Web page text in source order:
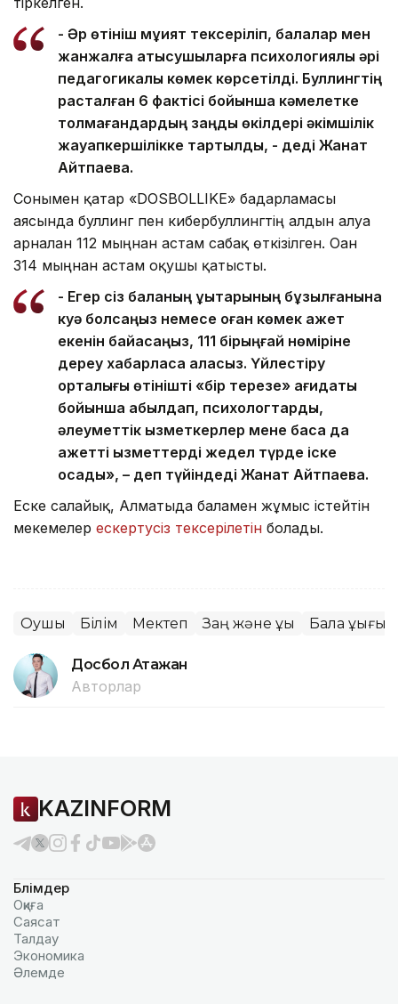
- Әр өтініш мұқият тексеріліп, балалар мен
жанжалға қатысушыларға психологиялық әрі
педагогикалық көмек көрсетілді. Буллингтің
расталған 6 фактісі бойынша кәмелетке
толмағандардың заңды өкілдері әкімшілік
жауапкершілікке тартылды, - деді Жанат
Айтпаева.
Сонымен қатар «DOSBOLLIKE» бағдарламасы
аясында буллинг пен кибербуллингтің алдын алуға
арналған 112 мыңнан астам сабақ өткізілген. Оған
314 мыңнан астам оқушы қатысты.
- Егер сіз баланың құқықтарының бұзылғанына
куә болсаңыз немесе оған көмек қажет
екенін байқасаңыз, 111 бірыңғай нөміріне
дереу хабарласа аласыз. Үйлестіру
орталығы өтінішті «бір терезе» қағидаты
бойынша қабылдап, психологтарды,
әлеуметтік қызметкерлер мене басқа да
қажетті қызметтерді жедел түрде іске
қосады», – деп түйіндеді Жанат Айтпаева.
Еске салайық, Алматыда баламен жұмыс істейтін
мекемелер ескертусіз тексерілетін болады.
Оқушы Білім Мектеп Заң және құқық Бала құқығы
Досбол Атажан
Авторлар
KAZINFORM
Бөлімдер
Оқиға
Саясат
Талдау
Экономика
Әлемде